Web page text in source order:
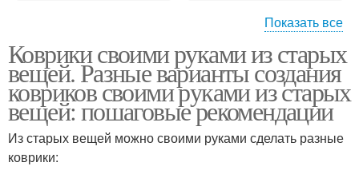
Коврик из старой ткани Коврик из носков
Красивые коврики Красивый коврик
Показать все
Коврики своими руками из старых
вещей. Разные варианты создания
ковриков своими руками из старых
вещей: пошаговые рекомендации
Из старых вещей можно своими руками сделать разные
коврики: